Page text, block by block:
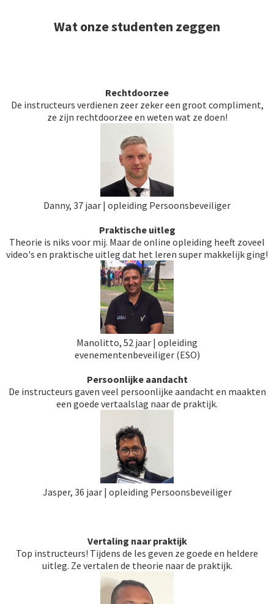
Wat onze studenten zeggen
Rechtdoorzee
De instructeurs verdienen zeer zeker een groot compliment,
ze zijn rechtdoorzee en weten wat ze doen!
Danny, 37 jaar | opleiding Persoonsbeveiliger
Praktische uitleg
Theorie is niks voor mij. Maar de online opleiding heeft zoveel
video's en praktische uitleg dat het leren super makkelijk ging!
Manolitto, 52 jaar | opleiding
evenementenbeveiliger (ESO)
Persoonlijke aandacht
De instructeurs gaven veel persoonlijke aandacht en maakten
een goede vertaalslag naar de praktijk.
Jasper, 36 jaar | opleiding Persoonsbeveiliger
Vertaling naar praktijk
Top instructeurs! Tijdens de les geven ze goede en heldere
uitleg. Ze vertalen de theorie naar de praktijk.